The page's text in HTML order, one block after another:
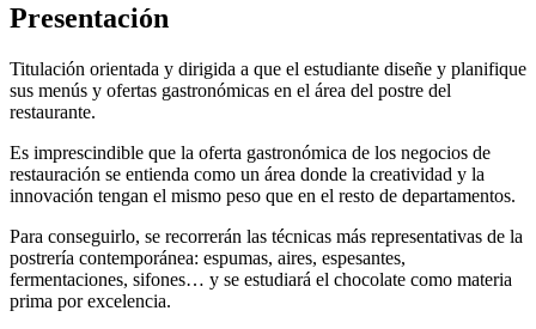
Presentación
Titulación orientada y dirigida a que el estudiante diseñe y planifique
sus menús y ofertas gastronómicas en el área del postre del
restaurante.
Es imprescindible que la oferta gastronómica de los negocios de
restauración se entienda como un área donde la creatividad y la
innovación tengan el mismo peso que en el resto de departamentos.
Para conseguirlo, se recorrerán las técnicas más representativas de la
postrería contemporánea: espumas, aires, espesantes,
fermentaciones, sifones… y se estudiará el chocolate como materia
prima por excelencia.